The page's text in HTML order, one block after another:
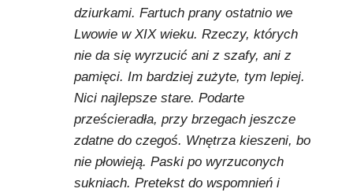
dziurkami. Fartuch prany ostatnio we
Lwowie w XIX wieku. Rzeczy, których
nie da się wyrzucić ani z szafy, ani z
pamięci. Im bardziej zużyte, tym lepiej.
Nici najlepsze stare. Podarte
prześcieradła, przy brzegach jeszcze
zdatne do czegoś. Wnętrza kieszeni, bo
nie płowieją. Paski po wyrzuconych
sukniach. Pretekst do wspomnień i